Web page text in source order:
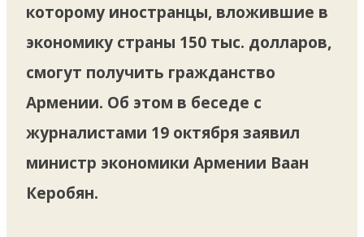
которому иностранцы, вложившие в
экономику страны 150 тыс. долларов,
смогут получить гражданство
Армении. Об этом в беседе с
журналистами 19 октября заявил
министр экономики Армении Ваан
Керобян.